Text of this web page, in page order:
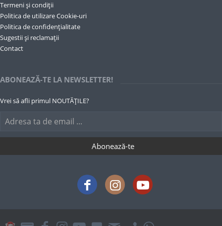
Termeni și condiții
Politica de utilizare Cookie-uri
Politica de confidențialitate
Sugestii și reclamații
Contact
ABONEAZĂ-TE LA NEWSLETTER!
Vrei să afli primul NOUTĂȚILE?